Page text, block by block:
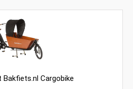
Bakfiets.nl Cargobike